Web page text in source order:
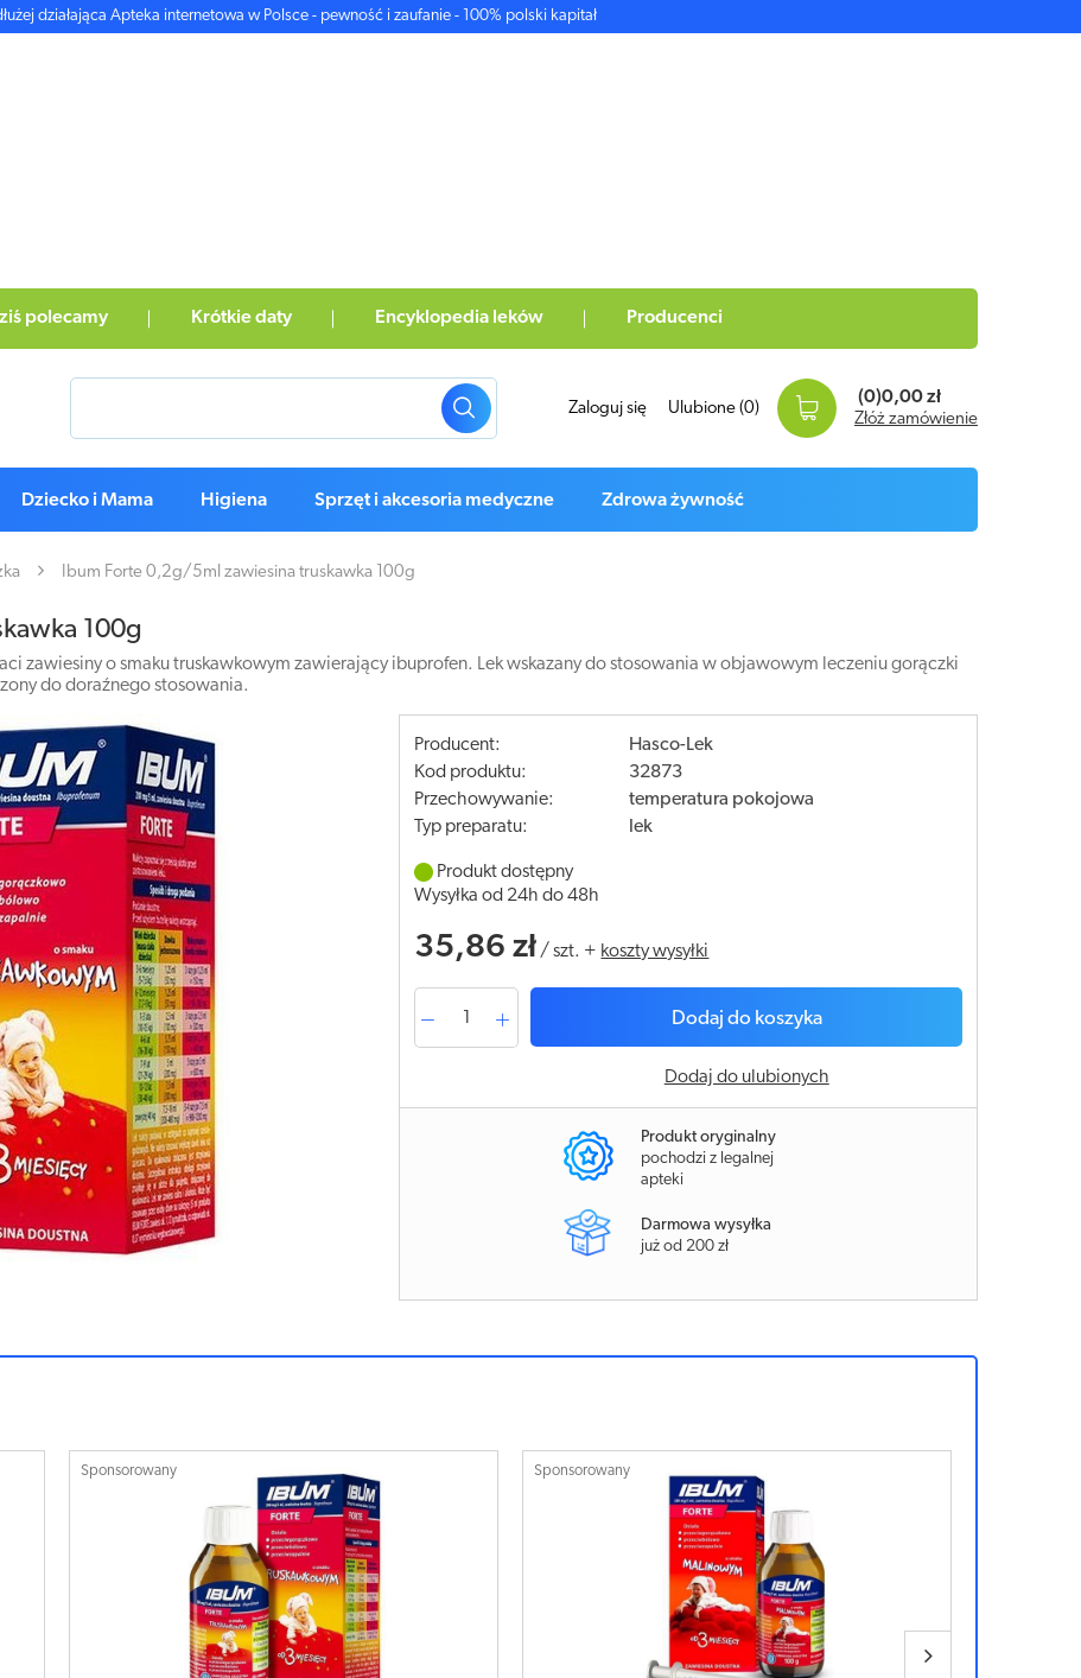
działająca Apteka internetowa w Polsce - pewność i zaufanie - 100% polski kapitał
polecamy Krótkie daty Encyklopedia leków Producenci
Zaloguj się Ulubione (0)
(0)0,00 zł
Złóż zamówienie
Dziecko i Mama Higiena Sprzęt i akcesoria medyczne Zdrowa żywność
Ibum Forte 0,2g/5ml zawiesina truskawka 100g
100g
zawiesiny o smaku truskawkowym zawierający ibuprofen. Lek wskazany do stosowania w objawowym leczeniu gorączki
do doraźnego stosowania.
Producent:
Hasco-Lek
Kod produktu:
32873
Przechowywanie:
temperatura pokojowa
Typ preparatu:
lek
Produkt dostępny
Wysyłka od 24h do 48h
35,86 zł /szt. + koszty wysyłki
Dodaj do koszyka
Dodaj do ulubionych
Produkt oryginalny
pochodzi z legalnej
apteki
Darmowa wysyłka
już od 200 zł
Sponsorowany Sponsorowany